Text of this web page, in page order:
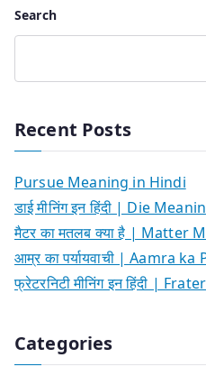
Search
Recent Posts
Pursue Meaning in Hindi
डाई मीनिंग इन हिंदी | Die
मैटर का मतलब क्या है | Matter
आम्र का पर्यायवाची | Aamra
फ्रेटरनिटी मीनिंग इन हिंदी |
Categories